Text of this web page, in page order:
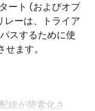
ート (およびオプ
レーは、トライア
スするために使
ます。
線が簡素化さ